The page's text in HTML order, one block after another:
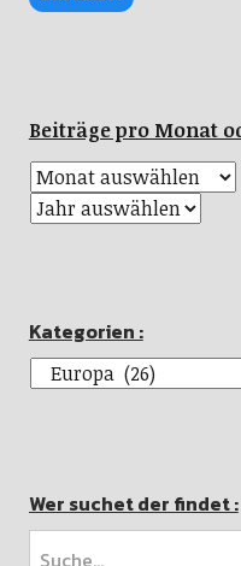
Beiträge pro Monat
Kategorien :
Wer suchet der findet :